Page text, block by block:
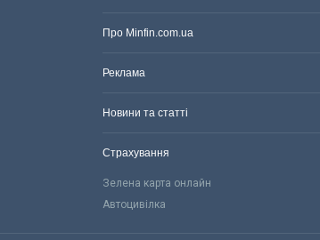
Про Minfin.com.ua
Реклама
Новини та статті
Страхування
Зелена карта онлайн
Автоцивілка